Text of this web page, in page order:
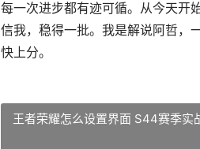
每一次进步都有迹可循。从今天开
信我，稳得一批。我是解说阿哲，
快上分。
王者荣耀怎么设置界面 S44赛季实